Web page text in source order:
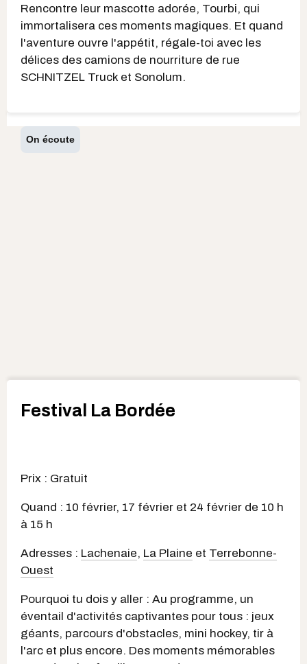
Rencontre leur mascotte adorée, Tourbi, qui
immortalisera ces moments magiques. Et quand
l'aventure ouvre l'appétit, régale-toi avec les
délices des camions de nourriture de rue
SCHNITZEL Truck et Sonolum.
On écoute
Festival La Bordée
Prix : Gratuit
Quand : 10 février, 17 février et 24 février de 10 h
à 15 h
Adresses : Lachenaie, La Plaine et Terrebonne-
Ouest
Pourquoi tu dois y aller : Au programme, un
éventail d'activités captivantes pour tous : jeux
géants, parcours d'obstacles, mini hockey, tir à
l'arc et plus encore. Des moments mémorables